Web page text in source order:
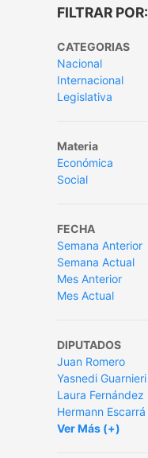
FILTRAR POR:
CATEGORIAS
Nacional
Internacional
Legislativa
Materia
Económica
Social
FECHA
Semana Anterior
Semana Actual
Mes Anterior
Mes Actual
DIPUTADOS
Juan Romero
Yasnedi Guarnieri
Laura Fernández
Hermann Escarrá
Ver Más (+)